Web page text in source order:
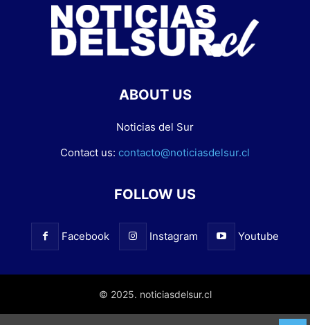
ABOUT US
Noticias del Sur
Contact us: contacto@noticiasdelsur.cl
FOLLOW US
Facebook Instagram Youtube
© 2025. noticiasdelsur.cl